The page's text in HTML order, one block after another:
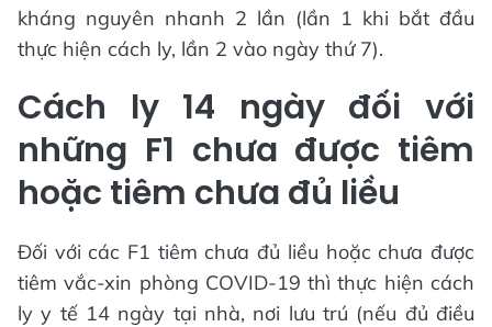
kháng nguyên nhanh 2 lần (lần 1 khi bắt đầu
thực hiện cách ly, lần 2 vào ngày thứ 7).
Cách ly 14 ngày đối với
những F1 chưa được tiêm
hoặc tiêm chưa đủ liều
Đối với các F1 tiêm chưa đủ liều hoặc chưa được
tiêm vắc-xin phòng COVID-19 thì thực hiện cách
ly y tế 14 ngày tại nhà, nơi lưu trú (nếu đủ điều